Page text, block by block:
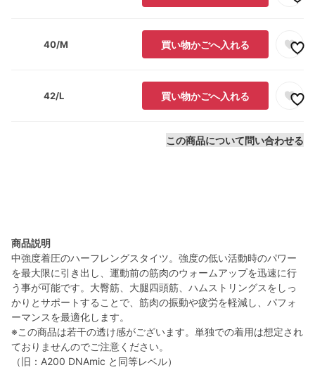
40/M 買い物かごへ入れる
42/L 買い物かごへ入れる
この商品について問い合わせる
商品説明
中強度着圧のハーフレングスタイツ。強度の低い活動時のパワー
を最大限に引き出し、運動前の筋肉のウォームアップを迅速に行
う事が可能です。大臀筋、大腿四頭筋、ハムストリングスをしっ
かりとサポートすることで、筋肉の振動や疲労を軽減し、パフォ
ーマンスを最適化します。
※この商品は若干の透け感がございます。単独での着用は想定され
ておりませんのでご注意ください。
（旧：A200 DNAmic と同等レベル）